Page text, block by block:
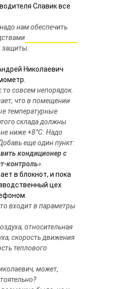
Славик все
нам обеспечить
защиты.
Николаевич
то совсем непорядок.
что в помещении
температурные
склада должны
ниже +8°С. Надо
еще один пункт:
кондиционер с
контроль».
в блокнот, и пока
цех
входит в параметры
относительная
скорость движения
теплового
может,